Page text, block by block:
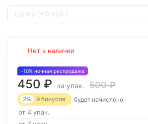
Центр (+9 руб.)
Нет в наличии
-10% ночная распродажа
450 ₽ за упак. 500₽
2% 9 бонусов будет начислено
от 4 упак.